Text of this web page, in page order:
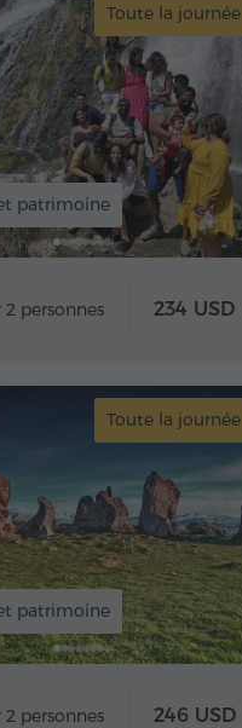
Toute la journée
patrimoine
personnes 234 USD
Toute la journée
patrimoine
personnes 246 USD